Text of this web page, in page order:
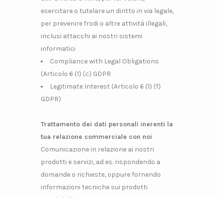
esercitare o tutelare un diritto in via legale,
per prevenire frodi o altre attività illegali,
inclusi attacchi ai nostri sistemi
informatici
Compliance with Legal Obligations
(Articolo 6 (1) (c) GDPR
Legitimate Interest (Articolo 6 (1) (f)
GDPR)
Trattamento dei dati personali inerenti la
tua relazione commerciale con noi
Comunicazione in relazione ai nostri
prodotti e servizi, ad es. rispondendo a
domande o richieste, oppure fornendo
informazioni tecniche sui prodotti